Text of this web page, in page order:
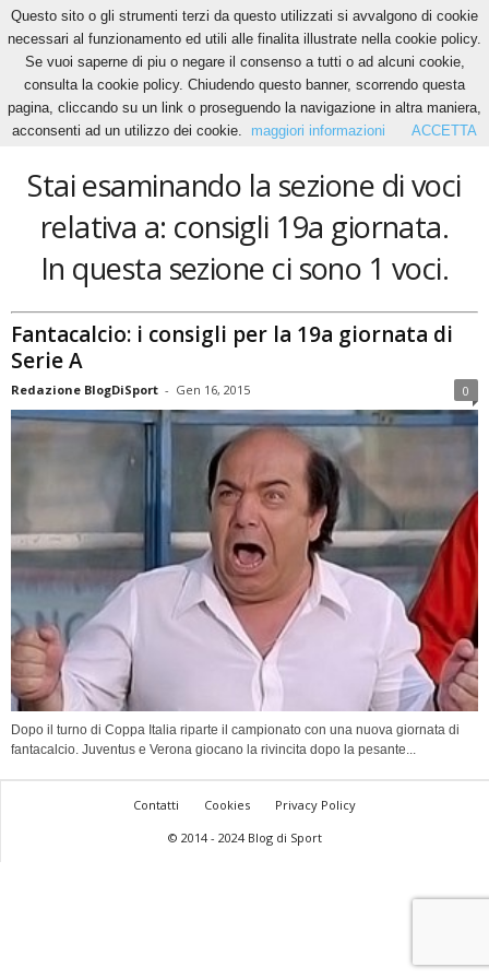
Home Tags Consigli 19a giornata
consigli 19a giornata
Stai esaminando la sezione di voci
relativa a: consigli 19a giornata.
In questa sezione ci sono 1 voci.
Fantacalcio: i consigli per la 19a giornata di
Serie A
Redazione BlogDiSport - Gen 16, 2015 0
Dopo il turno di Coppa Italia riparte il campionato con una nuova giornata di
fantacalcio. Juventus e Verona giocano la rivincita dopo la pesante...
Contatti Cookies
Privacy Policy
© 2014 - 2024 Blog di Sport
Questo sito o gli strumenti terzi da questo utilizzati si avvalgono di cookie
necessari al funzionamento ed utili alle finalita illustrate nella cookie policy.
Se vuoi saperne di piu o negare il consenso a tutti o ad alcuni cookie,
consulta la cookie policy. Chiudendo questo banner, scorrendo questa
pagina, cliccando su un link o proseguendo la navigazione in altra maniera,
acconsenti ad un utilizzo dei cookie.
maggiori informazioni ACCETTA